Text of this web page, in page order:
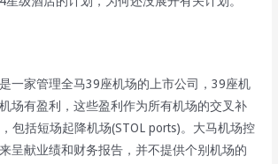
一家管理全马39座机场的上市公司，39座机
场有盈利，这些盈利作为所有机场的交叉补
包括短场起降机场(STOL ports)。大马机场控
呈献业绩和财务报告，并不提供个别机场的